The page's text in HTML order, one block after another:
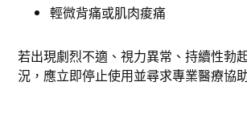
輕微背痛或肌肉痠痛
若出現劇烈不適、視力異常、持續性勃
況，應立即停止使用並尋求專業醫療協